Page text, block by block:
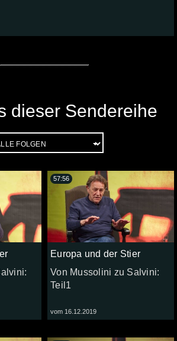
dieser Sendereihe
Europa und der Stier
Von Mussolini zu Salvini:
Teil1
vom 16.12.2019
57:56